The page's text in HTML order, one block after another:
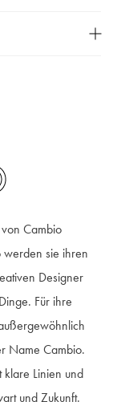
Cambio
sie ihren
Designer
Für ihre
Name Cambio.
Linien und
und Zukunft.